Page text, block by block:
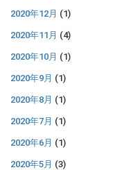
2020年12月 (1)
2020年11月 (4)
2020年10月 (1)
2020年9月 (1)
2020年8月 (1)
2020年7月 (1)
2020年6月 (1)
2020年5月 (3)